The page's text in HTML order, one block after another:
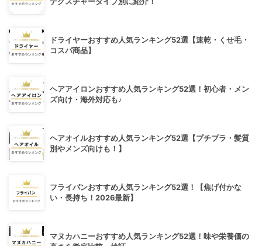
ドライヤーおすすめ人気ランキング52選【速乾・くせ毛・
コスパ商品】
ヘアアイロンおすすめ人気ランキング52選！初心者・メン
ズ向け・海外対応も♪
ヘアオイルおすすめ人気ランキング52選【プチプラ・髪質
別やメンズ向けも！】
フライパンおすすめ人気ランキング52選！【焦げ付かな
い・長持ち！2026最新】
マヌカハニーおすすめ人気ランキング52選！味や栄養価の